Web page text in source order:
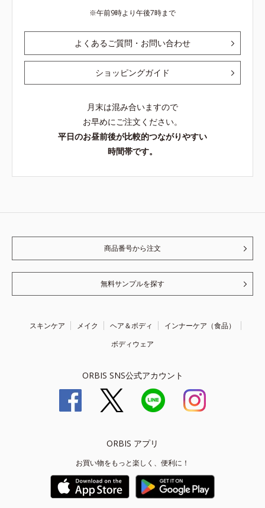
午前9時より午後7時まで
よくあるご質問・お問い合わせ
ショッピングガイド
月末は混み合いますので
お早めにご注文ください。
平日のお昼前後が比較的つながりやすい
時間帯です。
商品番号から注文
無料サンプルを探す
スキンケア メイク ヘア＆ボディ
インナーケア（食品）
ボディウェア
ORBIS SNS公式アカウント
ORBIS アプリ
お買い物をもっと楽しく、便利に！